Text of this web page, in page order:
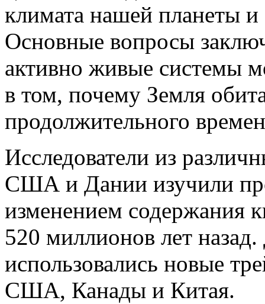
климата нашей планеты
Основные вопросы
активно живые системы
в том, почему Земля
продолжительного
Исследователи из
США и Дании изучили
изменением содержания
520 миллионов лет
использовались новые
США, Канады и Китая.